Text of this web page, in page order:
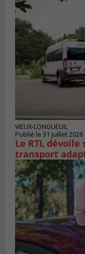
VIEUX-LONGUEUIL
Publié le 31 juillet 2026
Le RTL
transport